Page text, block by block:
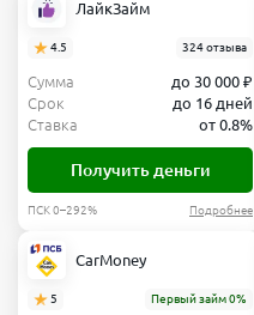
ЛайкЗайм
4.5 324 отзыва
Сумма
до 30 000 ₽
Срок
до 16 дней
Ставка
от 0.8%
Получить деньги
ПСК 0–292% Подробнее
CarMoney
5 Первый займ 0%